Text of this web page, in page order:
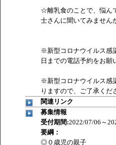
☆離乳食のことで、悩ん
士さんに聞いてみません
※新型コロナウイルス感
日までの電話予約をお願
※新型コロナウイルス感
りますので、ご了承くだ
関連リンク
募集情報
受付期間:2022/07/06～
要綱：
◎０歳児の親子